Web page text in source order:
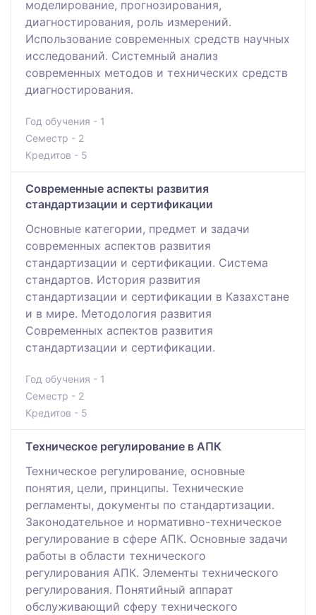
моделирование, прогнозирования,
диагностирования, роль измерений.
Использование современных средств научных
исследований. Системный анализ
современных методов и технических средств
диагностирования.
Год обучения - 1
Семестр - 2
Кредитов - 5
Современные аспекты развития
стандартизации и сертификации
Основные категории, предмет и задачи
современных аспектов развития
стандартизации и сертификации. Система
стандартов. История развития
стандартизации и сертификации в Казахстане
и в мире. Методология развития
Современных аспектов развития
стандартизации и сертификации.
Год обучения - 1
Семестр - 2
Кредитов - 5
Техническое регулирование в АПК
Техническое регулирование, основные
понятия, цели, принципы. Технические
регламенты, документы по стандартизации.
Законодательное и нормативно-техническое
регулирование в сфере АПК. Основные задачи
работы в области технического
регулирования АПК. Элементы технического
регулирования. Понятийный аппарат
обслуживающий сферу технического